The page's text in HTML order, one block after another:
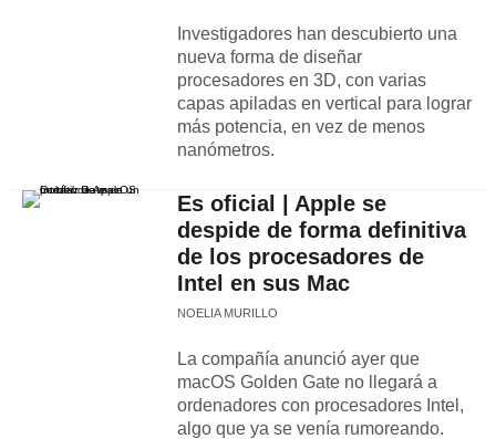
Investigadores han descubierto una
nueva forma de diseñar
procesadores en 3D, con varias
capas apiladas en vertical para lograr
más potencia, en vez de menos
nanómetros.
Es oficial | Apple se
despide de forma definitiva
de los procesadores de
Intel en sus Mac
NOELIA MURILLO
La compañía anunció ayer que
macOS Golden Gate no llegará a
ordenadores con procesadores Intel,
algo que ya se venía rumoreando.